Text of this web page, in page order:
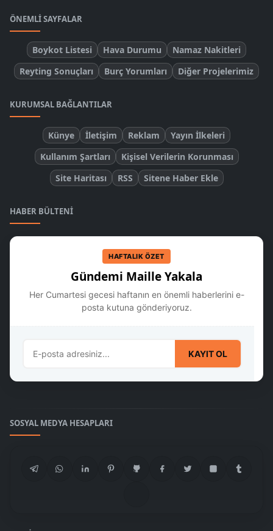
ÖNEMLI SAYFALAR
Boykot Listesi Hava Durumu
Namaz Nakitleri
Reyting Sonuçları
Burç Yorumları Diğer Projelerimiz
KURUMSAL BAĞLANTILAR
Künye İletişim Reklam
Yayın İlkeleri
Kullanım Şartları
Kişisel Verilerin Korunması
Site Haritası
RSS Sitene Haber Ekle
HABER BÜLTENI
HAFTALIK ÖZET
Gündemi Maille Yakala
Her Cumartesi gecesi haftanın en önemli haberlerini e-
posta kutuna gönderiyoruz.
KAYIT OL
SOSYAL MEDYA HESAPLARI